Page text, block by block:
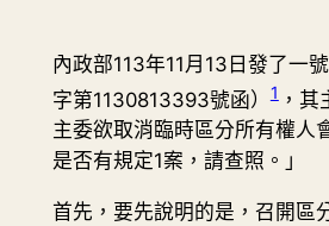
內政部113年11月13日發了一
字第1130813393號函）1，其
主委欲取消臨時區分所有權人
是否有規定1案，請查照。」
首先，要先說明的是，召開區